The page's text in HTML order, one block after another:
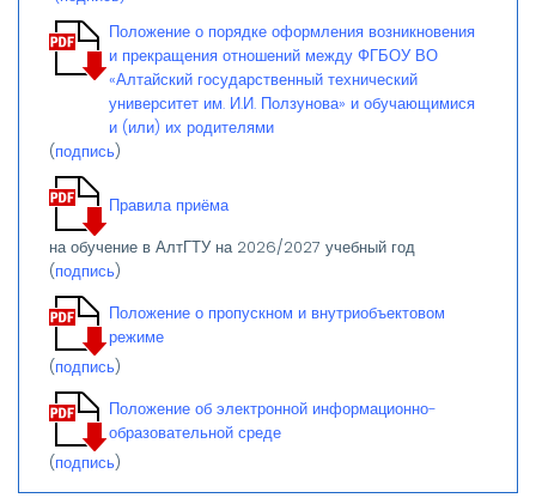
Положение о порядке оформления возникновения
и прекращения отношений между ФГБОУ ВО
«Алтайский государственный технический
университет им. И.И. Ползунова» и обучающимися
и (или) их родителями
(подпись)
Правила приёма
на обучение в АлтГТУ на 2026/2027 учебный год
(подпись)
Положение о пропускном и внутриобъектовом
режиме
(подпись)
Положение об электронной информационно-
образовательной среде
(подпись)